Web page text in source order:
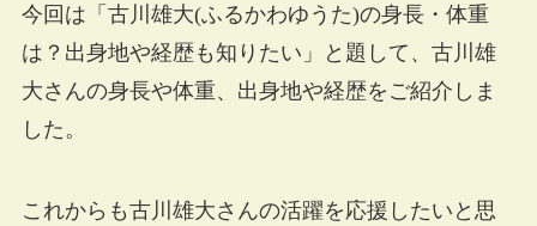
今回は「古川雄大(ふるかわゆうた)の身長・体重
は？出身地や経歴も知りたい」と題して、古川雄
大さんの身長や体重、出身地や経歴をご紹介しま
した。
これからも古川雄大さんの活躍を応援したいと思